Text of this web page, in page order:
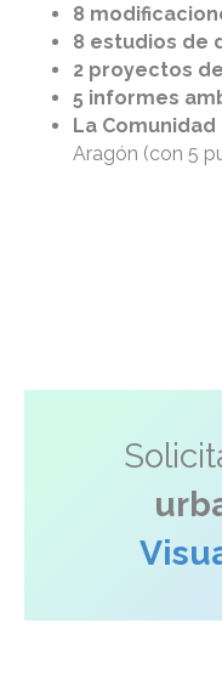
8
8 estudios de
2 proyectos
5 informes
La
Aragón (con 5